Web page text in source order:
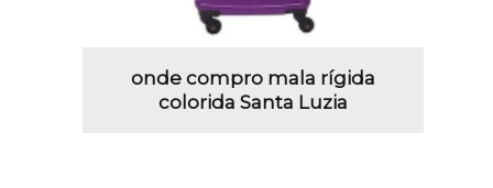
onde compro mala rígida
colorida Santa Luzia